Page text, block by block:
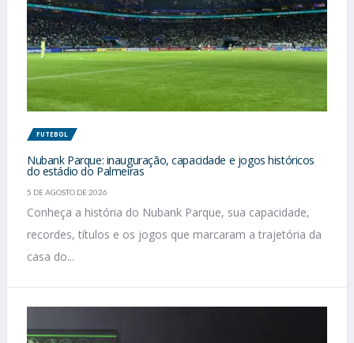
FUTEBOL
Nubank Parque: inauguração, capacidade e jogos históricos
do estádio do Palmeiras
5 DE AGOSTO DE 2026
Conheça a história do Nubank Parque, sua capacidade,
recordes, títulos e os jogos que marcaram a trajetória da
casa do...